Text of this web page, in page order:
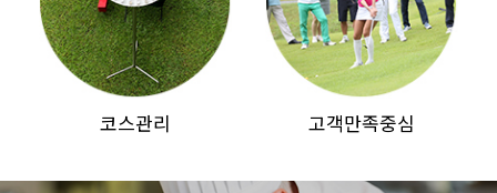
코스관리 고객만족중심